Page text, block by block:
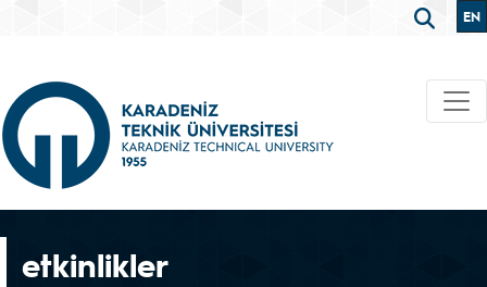
EN
etkinlikler